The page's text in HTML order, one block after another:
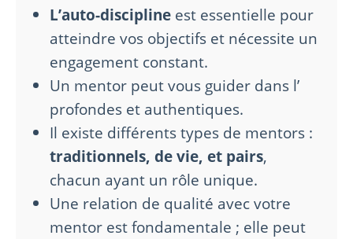
L’auto-discipline est essentielle pour
atteindre vos objectifs et nécessite un
engagement constant.
Un mentor peut vous guider dans l’
profondes et authentiques.
Il existe différents types de mentors :
traditionnels, de vie, et pairs,
chacun ayant un rôle unique.
Une relation de qualité avec votre
mentor est fondamentale ; elle peut